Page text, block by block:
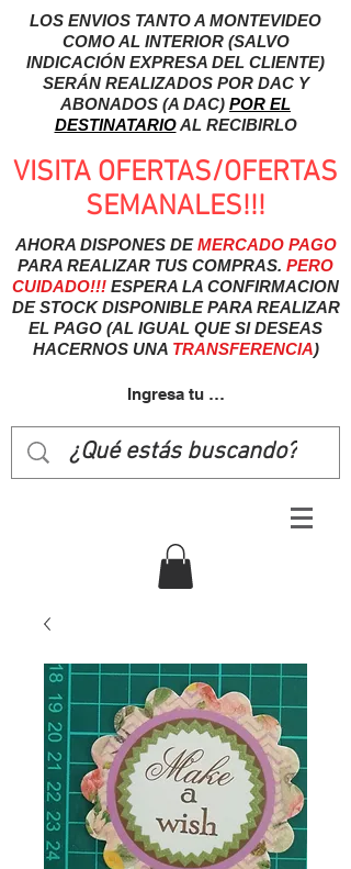
LOS ENVIOS TANTO A MONTEVIDEO
COMO AL INTERIOR (SALVO
INDICACIÓN EXPRESA DEL CLIENTE)
SERÁN REALIZADOS POR DAC Y
ABONADOS (A DAC) POR EL
DESTINATARIOAL RECIBIRLO
VISITA OFERTAS/OFERTAS
SEMANALES!!!
AHORA DISPONES DEMERCADO PAGO
PARA REALIZAR TUS COMPRAS. PERO
CUIDADO!!! ESPERA LA CONFIRMACION
DE STOCK DISPONIBLE PARA REALIZAR
EL PAGO (AL IGUAL QUE SI DESEAS
HACERNOS UNA TRANSFERENCIA)
Ingresa tu usuairo